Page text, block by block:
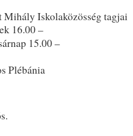
Mihály Iskolaközösség tagjai
16.00 –
15.00 –
Plébánia